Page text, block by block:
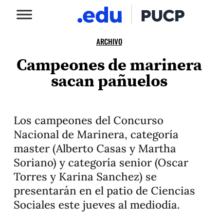
ARCHIVO
Campeones de marinera
sacan pañuelos
Los campeones del Concurso
Nacional de Marinera, categoría
master (Alberto Casas y Martha
Soriano) y categoría senior (Oscar
Torres y Karina Sanchez) se
presentarán en el patio de Ciencias
Sociales este jueves al mediodía.